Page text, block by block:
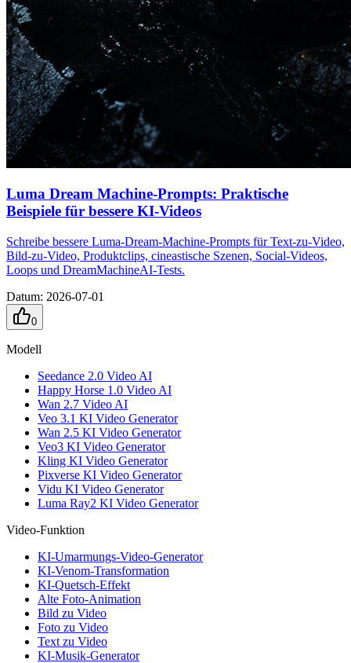
Luma Dream Machine-Prompts: Praktische
Beispiele für bessere KI-Videos
Schreibe bessere Luma-Dream-Machine-Prompts für Text-zu-Video,
Bild-zu-Video, Produktclips, cineastische Szenen, Social-Videos,
Loops und DreamMachineAI-Tests.
Datum: 2026-07-01
0
Modell
Seedance 2.0 Video AI
Happy Horse 1.0 Video AI
Wan 2.7 Video AI
Veo 3.1 KI Video Generator
Wan 2.5 KI Video Generator
Veo3 KI Video Generator
Kling KI Video Generator
Pixverse KI Video Generator
Vidu KI Video Generator
Luma Ray2 KI Video Generator
Video-Funktion
KI-Umarmungs-Video-Generator
KI-Venom-Transformation
KI-Quetsch-Effekt
Alte Foto-Animation
Bild zu Video
Foto zu Video
Text zu Video
KI-Musik-Generator